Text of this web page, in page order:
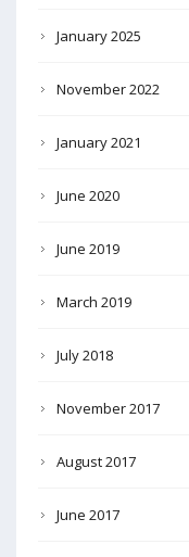
January 2025
November 2022
January 2021
June 2020
June 2019
March 2019
July 2018
November 2017
August 2017
June 2017